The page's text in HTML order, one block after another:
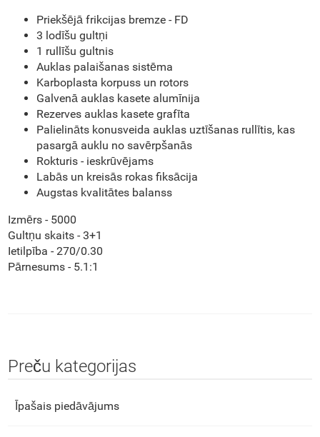
Priekšējā frikcijas bremze - FD
3 lodīšu gultņi
1 rullīšu gultnis
Auklas palaišanas sistēma
Karboplasta korpuss un rotors
Galvenā auklas kasete alumīnija
Rezerves auklas kasete grafīta
Palielināts konusveida auklas uztīšanas rullītis, kas
pasargā auklu no savērpšanās
Rokturis - ieskrūvējams
Labās un kreisās rokas fiksācija
Augstas kvalitātes balanss
Izmērs - 5000
Gultņu skaits - 3+1
Ietilpība - 270/0.30
Pārnesums - 5.1:1
Preču kategorijas
Īpašais piedāvājums